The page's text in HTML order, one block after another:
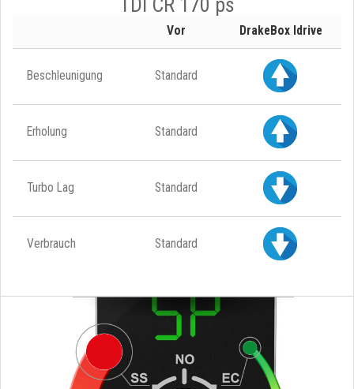
Vor DrakeBox Idrive
Beschleunigung Standard
Erholung Standard
Turbo Lag Standard
Verbrauch Standard